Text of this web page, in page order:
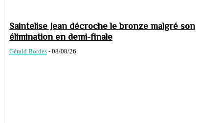
Saintelise Jean décroche le bronze malgré son
élimination en demi-finale
Gérald Bordes - 08/08/26